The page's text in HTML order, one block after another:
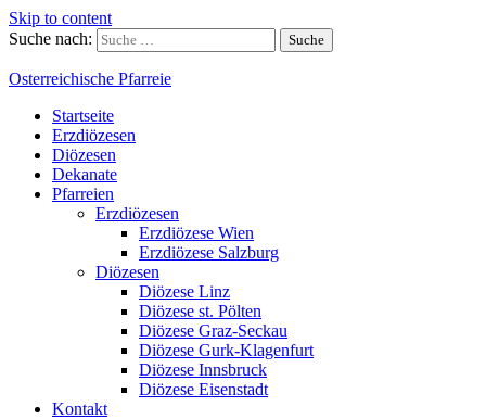
Skip to content
Suche nach:
Osterreichische Pfarreie
Startseite
Erzdiözesen
Diözesen
Dekanate
Pfarreien
Erzdiözesen
Erzdiözese Wien
Erzdiözese Salzburg
Diözesen
Diözese Linz
Diözese st. Pölten
Diözese Graz-Seckau
Diözese Gurk-Klagenfurt
Diözese Innsbruck
Diözese Eisenstadt
Kontakt